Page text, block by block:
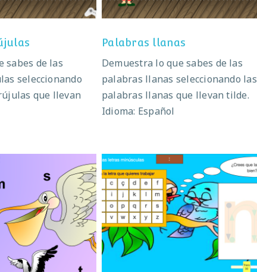
sabes de las
seleccionando
que llevan
Palabras llanas
Demuestra lo que sabes de las
palabras llanas seleccionando las
palabras llanas que llevan tilde.
Idioma: Español
mi nombre Trazo imprenta minúscula